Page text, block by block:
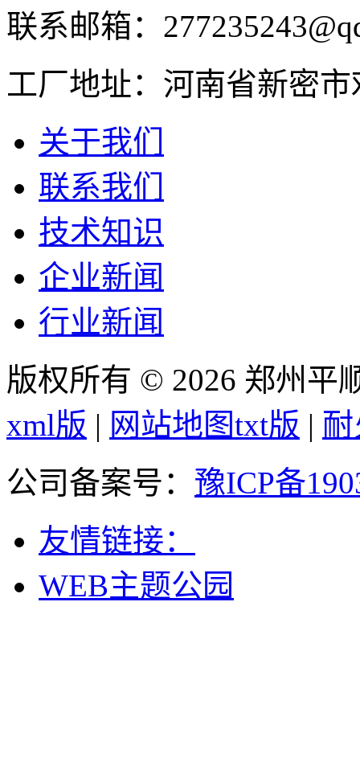
联系邮箱：
工厂地址：河南省新密
关于我们
联系我们
技术知识
企业新闻
行业新闻
版权所有 © 2026 郑州平
xml版 | 网站地图txt版 |
公司备案号： 豫ICP备
友情链接：
WEB主题公园